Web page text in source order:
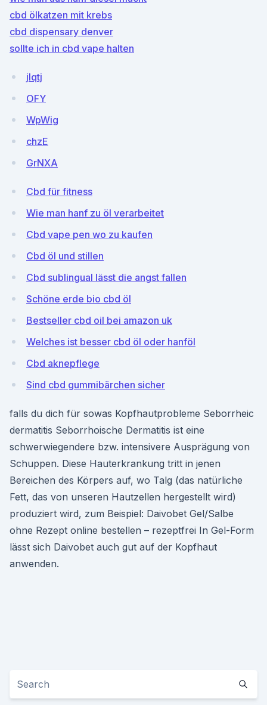
cbd ölkatzen mit krebs
cbd dispensary denver
sollte ich in cbd vape halten
jlqtj
OFY
WpWig
chzE
GrNXA
Cbd für fitness
Wie man hanf zu öl verarbeitet
Cbd vape pen wo zu kaufen
Cbd öl und stillen
Cbd sublingual lässt die angst fallen
Schöne erde bio cbd öl
Bestseller cbd oil bei amazon uk
Welches ist besser cbd öl oder hanföl
Cbd aknepflege
Sind cbd gummibärchen sicher
falls du dich für sowas Kopfhautprobleme Seborrheic
dermatitis Seborrhoische Dermatitis ist eine
schwerwiegendere bzw. intensivere Ausprägung von
Schuppen. Diese Hauterkrankung tritt in jenen
Bereichen des Körpers auf, wo Talg (das natürliche
Fett, das von unseren Hautzellen hergestellt wird)
produziert wird, zum Beispiel: Daivobet Gel/Salbe
ohne Rezept online bestellen – rezeptfrei In Gel-Form
lässt sich Daivobet auch gut auf der Kopfhaut
anwenden.